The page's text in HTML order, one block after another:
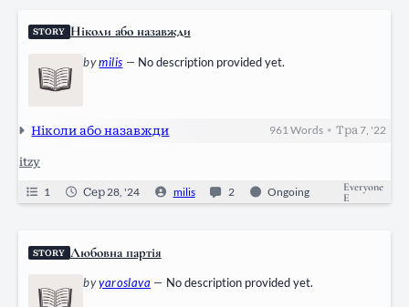
STORY Ніколи або назавжди
bymilis — No description provided yet.
Ніколи або назавжди 961 Words •Тра 7, '22
itzy
1 Сер 28, '24 milis 2 Ongoing
Everyone
E
STORY Любовна партія
byyaroslava — No description provided yet.